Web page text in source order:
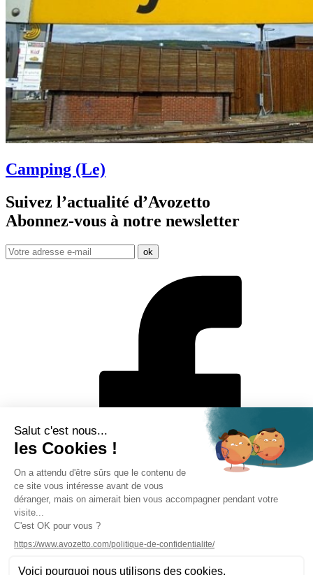
Camping (Le)
Suivez l’actualité d’Avozetto
Abonnez-vous à notre newsletter
Mentions légales